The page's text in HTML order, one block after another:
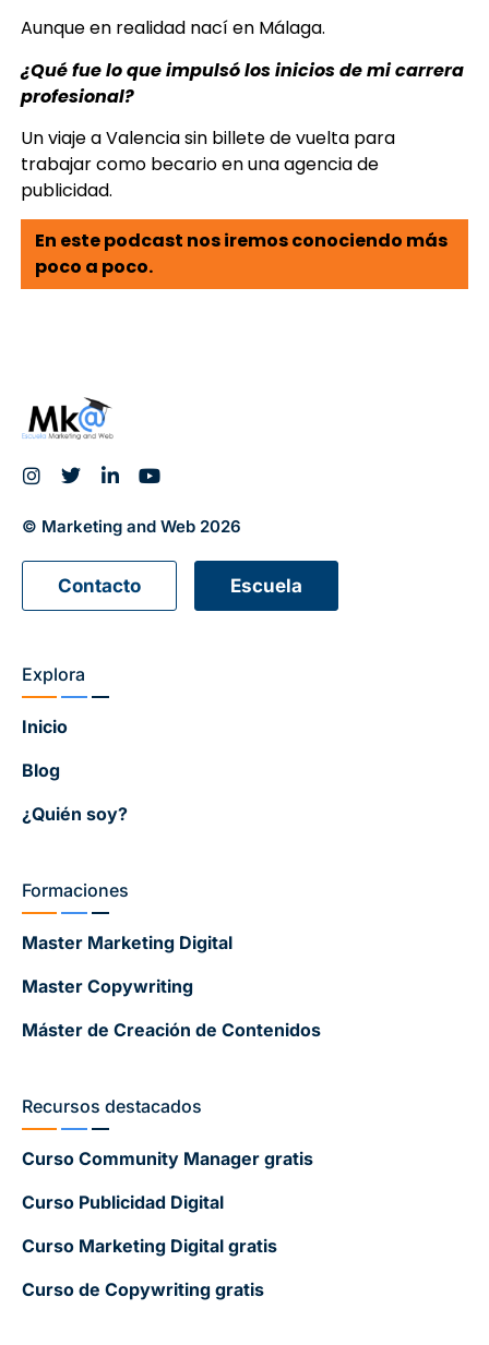
Aunque en realidad nací en Málaga.
¿Qué fue lo que impulsó los inicios de mi carrera
profesional?
Un viaje a Valencia sin billete de vuelta para
trabajar como becario en una agencia de
publicidad.
En este podcast nos iremos conociendo más
poco a poco.
© Marketing and Web 2026
Contacto Escuela
Explora
Inicio
Blog
¿Quién soy?
Formaciones
Master Marketing Digital
Master Copywriting
Máster de Creación de Contenidos
Recursos destacados
Curso Community Manager gratis
Curso Publicidad Digital
Curso Marketing Digital gratis
Curso de Copywriting gratis